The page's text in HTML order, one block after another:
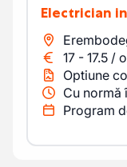
Electrician
17 - 17.5 /
Optiune
Cu normă
Program